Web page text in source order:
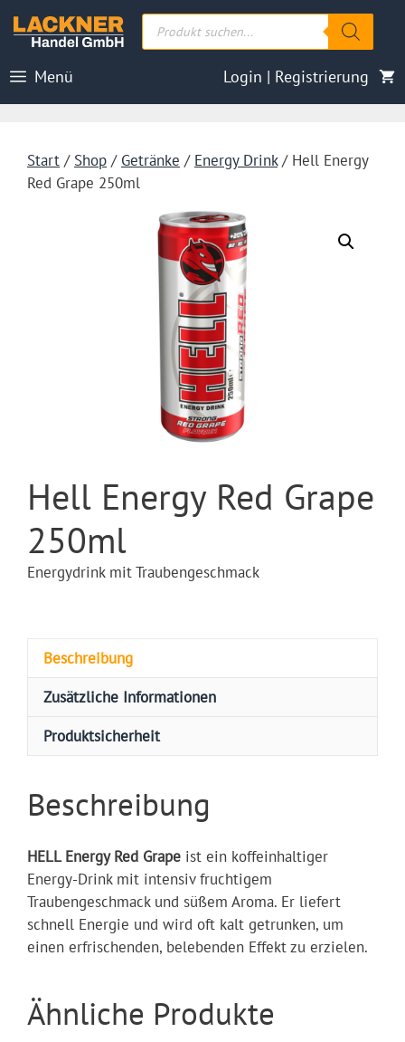
Inhalt
Products
search
Menü Login | Registrierung
Start / Shop / Getränke / Energy Drink/ Hell Energy
Red Grape 250ml
Hell Energy Red Grape
250ml
Energydrink mit Traubengeschmack
Beschreibung
Zusätzliche Informationen
Produktsicherheit
Beschreibung
HELL Energy Red Grape ist ein koffeinhaltiger
Energy-Drink mit intensiv fruchtigem
Traubengeschmack und süßem Aroma. Er liefert
schnell Energie und wird oft kalt getrunken, um
einen erfrischenden, belebenden Effekt zu erzielen.
Ähnliche Produkte